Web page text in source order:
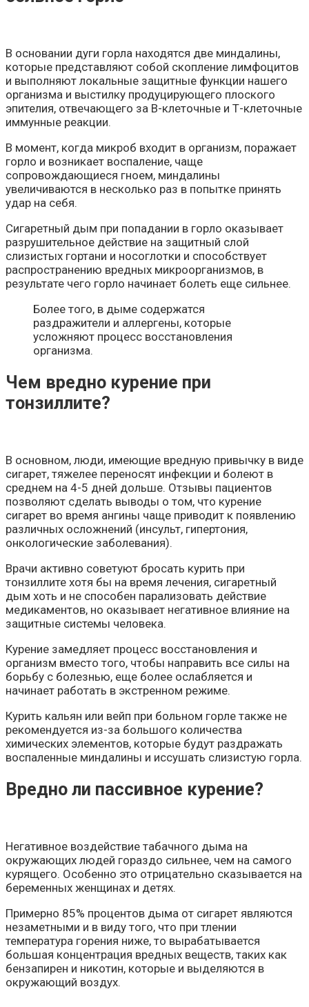
В основании дуги горла находятся две миндалины,
которые представляют собой скопление лимфоцитов
и выполняют локальные защитные функции нашего
организма и выстилку продуцирующего плоского
эпителия, отвечающего за В-клеточные и Т-клеточные
иммунные реакции.
В момент, когда микроб входит в организм, поражает
горло и возникает воспаление, чаще
сопровождающиеся гноем, миндалины
увеличиваются в несколько раз в попытке принять
удар на себя.
Сигаретный дым при попадании в горло оказывает
разрушительное действие на защитный слой
слизистых гортани и носоглотки и способствует
распространению вредных микроорганизмов, в
результате чего горло начинает болеть еще сильнее.
Более того, в дыме содержатся
раздражители и аллергены, которые
усложняют процесс восстановления
организма.
Чем вредно курение при
тонзиллите?
В основном, люди, имеющие вредную привычку в виде
сигарет, тяжелее переносят инфекции и болеют в
среднем на 4-5 дней дольше. Отзывы пациентов
позволяют сделать выводы о том, что курение
сигарет во время ангины чаще приводит к появлению
различных осложнений (инсульт, гипертония,
онкологические заболевания).
Врачи активно советуют бросать курить при
тонзиллите хотя бы на время лечения, сигаретный
дым хоть и не способен парализовать действие
медикаментов, но оказывает негативное влияние на
защитные системы человека.
Курение замедляет процесс восстановления и
организм вместо того, чтобы направить все силы на
борьбу с болезнью, еще более ослабляется и
начинает работать в экстренном режиме.
Курить кальян или вейп при больном горле также не
рекомендуется из-за большого количества
химических элементов, которые будут раздражать
воспаленные миндалины и иссушать слизистую горла.
Вредно ли пассивное курение?
Негативное воздействие табачного дыма на
окружающих людей гораздо сильнее, чем на самого
курящего. Особенно это отрицательно сказывается на
беременных женщинах и детях.
Примерно 85% процентов дыма от сигарет являются
незаметными и в виду того, что при тлении
температура горения ниже, то вырабатывается
большая концентрация вредных веществ, таких как
бензапирен и никотин, которые и выделяются в
окружающий воздух.